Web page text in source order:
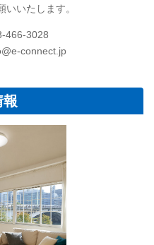
いたします。
466-3028
報